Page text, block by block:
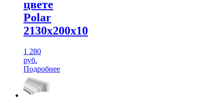
цвете
Polar
2130х200х10
1 280
руб.
Подробнее